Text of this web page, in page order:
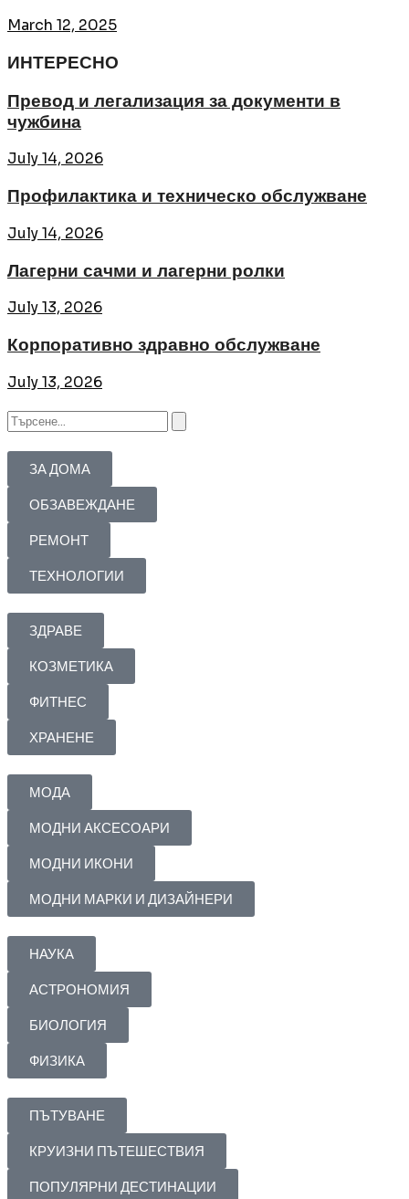
March 12, 2025
ИНТЕРЕСНО
Превод и легализация за документи в
чужбина
July 14, 2026
Профилактика и техническо обслужване
July 14, 2026
Лагерни сачми и лагерни ролки
July 13, 2026
Корпоративно здравно обслужване
July 13, 2026
ЗА ДОМА
ОБЗАВЕЖДАНЕ
РЕМОНТ
ТЕХНОЛОГИИ
ЗДРАВЕ
КОЗМЕТИКА
ФИТНЕС
ХРАНЕНЕ
МОДА
МОДНИ АКСЕСОАРИ
МОДНИ ИКОНИ
МОДНИ МАРКИ И ДИЗАЙНЕРИ
НАУКА
АСТРОНОМИЯ
БИОЛОГИЯ
ФИЗИКА
ПЪТУВАНЕ
КРУИЗНИ ПЪТЕШЕСТВИЯ
ПОПУЛЯРНИ ДЕСТИНАЦИИ